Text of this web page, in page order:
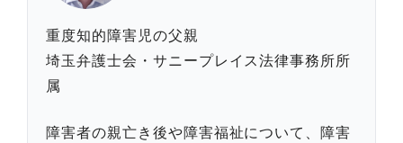
重度知的障害児の父親
埼玉弁護士会・サニープレイス法律事務所所
属
障害者の親亡き後や障害福祉について、障害